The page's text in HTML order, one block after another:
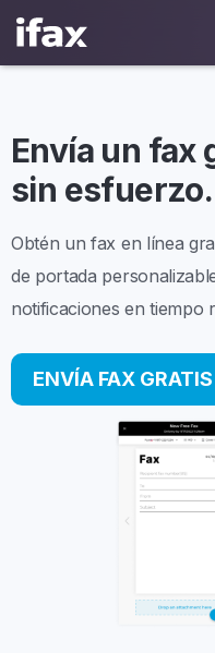
Envía un fax
sin esfuerzo.
Obtén un fax en línea
de portada
notificaciones en tiempo
ENVÍA FAX GRATIS